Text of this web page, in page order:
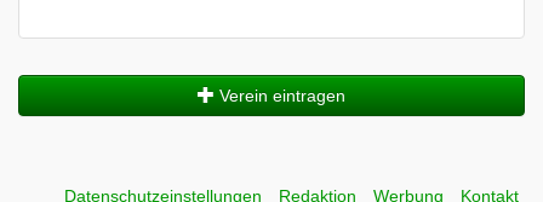
Verein eintragen
Datenschutzeinstellungen Redaktion Werbung Kontakt